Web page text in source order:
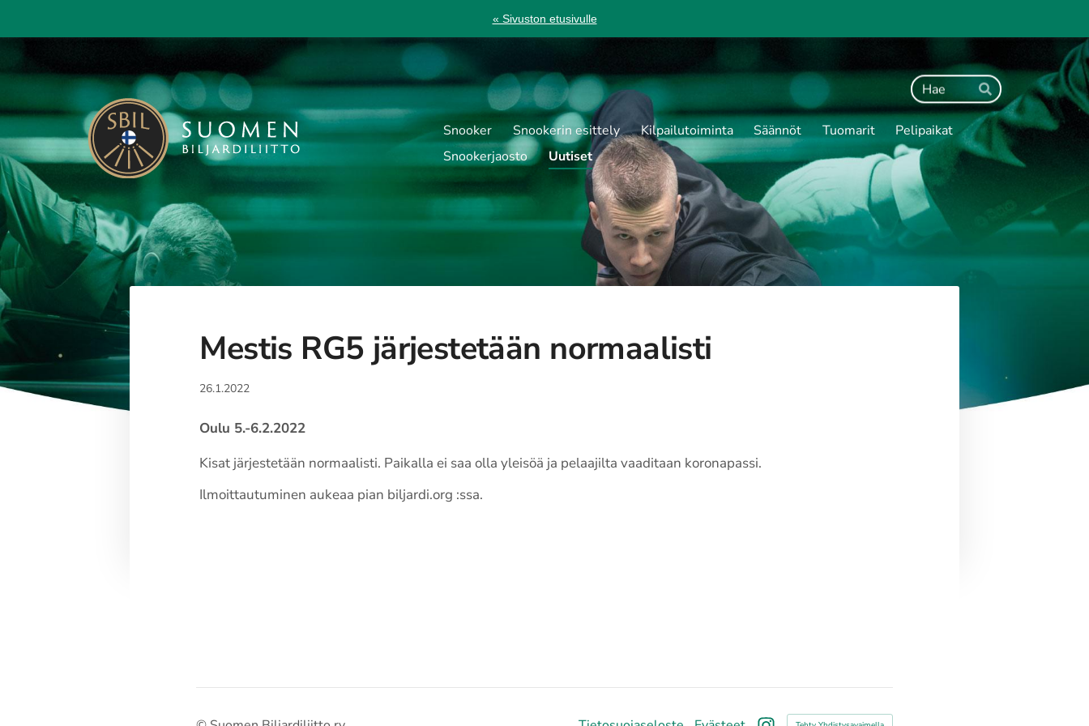
sivun
« Sivuston etusivulle
Haku
Hae
Suomen Biljardiliitto ry
Snooker Snookerin esittely Kilpailutoiminta Säännöt Tuomarit
Pelipaikat
Snookerjaosto
Uutiset
Mestis RG5 järjestetään normaalisti
26.1.2022
Oulu 5.-6.2.2022
Kisat järjestetään normaalisti. Paikalla ei saa olla yleisöä ja pelaajilta vaaditaan koronapassi.
Ilmoittautuminen aukeaa pian biljardi.org :ssa.